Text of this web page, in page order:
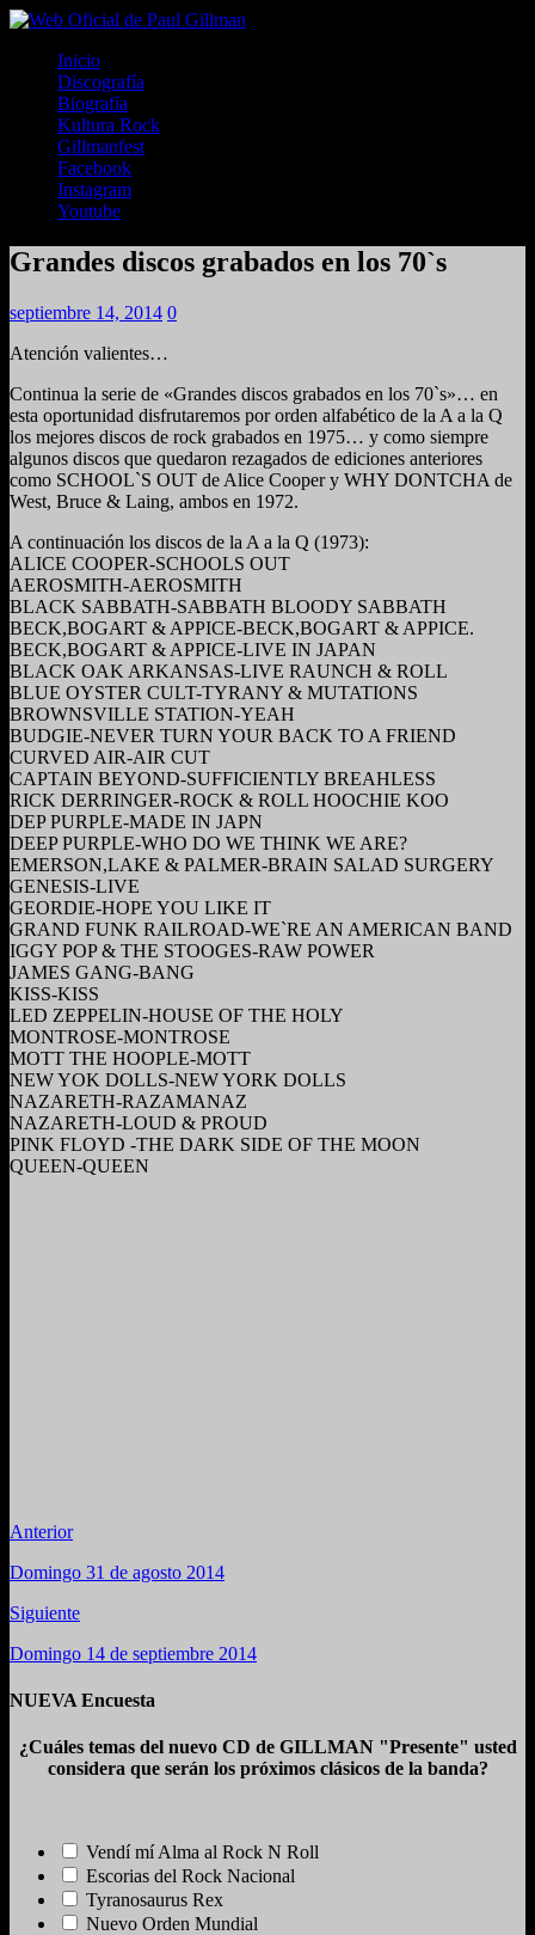
Inicio
Discografía
Biografía
Kultura Rock
Gillmanfest
Facebook
Instagram
Youtube
Grandes discos grabados en los 70`s
septiembre 14, 2014 0
Atención valientes…
Continua la serie de «Grandes discos grabados en los 70`s»… en
esta oportunidad disfrutaremos por orden alfabético de la A a la Q
los mejores discos de rock grabados en 1975… y como siempre
algunos discos que quedaron rezagados de ediciones anteriores
como SCHOOL`S OUT de Alice Cooper y WHY DONTCHA de
West, Bruce & Laing, ambos en 1972.
A continuación los discos de la A a la Q (1973):
ALICE COOPER-SCHOOLS OUT
AEROSMITH-AEROSMITH
BLACK SABBATH-SABBATH BLOODY SABBATH
BECK,BOGART & APPICE-BECK,BOGART & APPICE.
BECK,BOGART & APPICE-LIVE IN JAPAN
BLACK OAK ARKANSAS-LIVE RAUNCH & ROLL
BLUE OYSTER CULT-TYRANY & MUTATIONS
BROWNSVILLE STATION-YEAH
BUDGIE-NEVER TURN YOUR BACK TO A FRIEND
CURVED AIR-AIR CUT
CAPTAIN BEYOND-SUFFICIENTLY BREAHLESS
RICK DERRINGER-ROCK & ROLL HOOCHIE KOO
DEP PURPLE-MADE IN JAPN
DEEP PURPLE-WHO DO WE THINK WE ARE?
EMERSON,LAKE & PALMER-BRAIN SALAD SURGERY
GENESIS-LIVE
GEORDIE-HOPE YOU LIKE IT
GRAND FUNK RAILROAD-WE`RE AN AMERICAN BAND
IGGY POP & THE STOOGES-RAW POWER
JAMES GANG-BANG
KISS-KISS
LED ZEPPELIN-HOUSE OF THE HOLY
MONTROSE-MONTROSE
MOTT THE HOOPLE-MOTT
NEW YOK DOLLS-NEW YORK DOLLS
NAZARETH-RAZAMANAZ
NAZARETH-LOUD & PROUD
PINK FLOYD -THE DARK SIDE OF THE MOON
QUEEN-QUEEN
Anterior
Domingo 31 de agosto 2014
Siguiente
Domingo 14 de septiembre 2014
NUEVA Encuesta
¿Cuáles temas del nuevo CD de GILLMAN "Presente" usted
considera que serán los próximos clásicos de la banda?
Vendí mí Alma al Rock N Roll
Escorias del Rock Nacional
Tyranosaurus Rex
Nuevo Orden Mundial